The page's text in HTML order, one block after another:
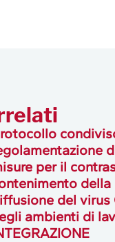
per il
della
del virus
ambienti di